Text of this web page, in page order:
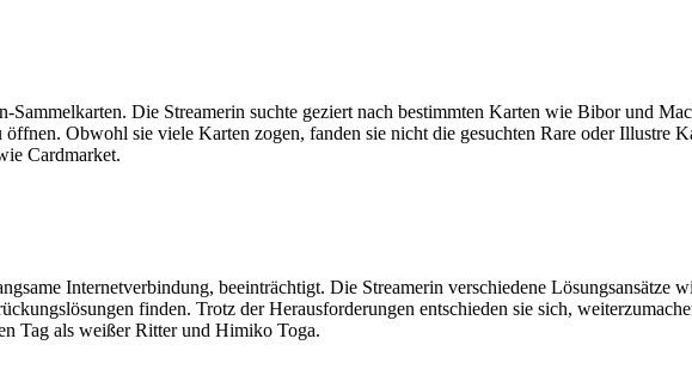
Sammelkarten. Die Streamerin suchte geziert nach bestimmten Karten wie Bibor und
Obwohl sie viele Karten zogen, fanden sie nicht die gesuchten Rare oder Illustre
Cardmarket.
Internetverbindung, beeinträchtigt. Die Streamerin verschiedene
finden. Trotz der Herausforderungen entschieden sie sich,
Tag als weißer Ritter und Himiko Toga.